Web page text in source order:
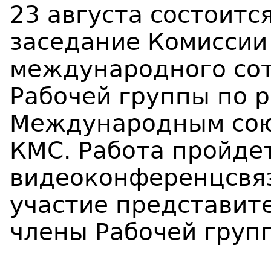
23 августа
заседание
международного
Рабочей группы по
Международным
КМС. Работа
участие
члены Рабочей